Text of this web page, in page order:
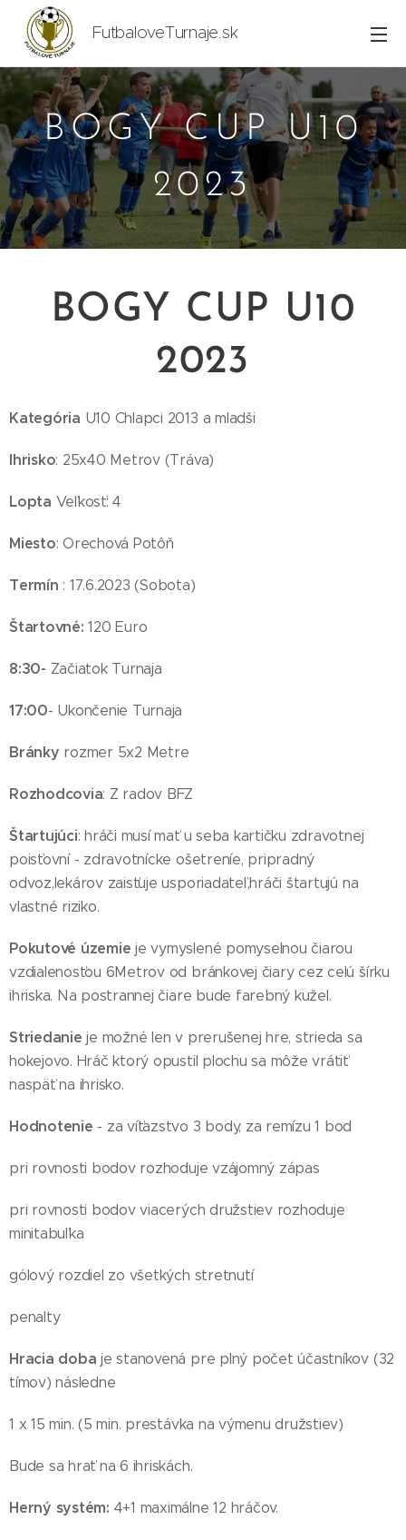
FutbaloveTurnaje.sk
BOGY CUP U10
2023
BOGY CUP U10
2023
Kategória U10 Chlapci 2013 a mladši
Ihrisko: 25x40 Metrov (Tráva)
Lopta Veľkosť: 4
Miesto: Orechová Potôň
Termín : 17.6.2023 (Sobota)
Štartovné:120 Euro
8:30- Začiatok Turnaja
17:00- Ukončenie Turnaja
Bránky rozmer 5x2 Metre
Rozhodcovia: Z radov BFZ
Štartujúci: hráči musí mať u seba kartičku zdravotnej
poisťovní - zdravotnícke ošetreníe, pripradný
odvoz,lekárov zaisťuje usporiadateľ,hráči štartujú na
vlastné riziko.
Pokutové územie je vymyslené pomyselnou čiarou
vzdialenosťou 6Metrov od bránkovej čiary cez celú šírku
ihriska. Na postrannej čiare bude farebný kužel.
Striedanieje možné len v prerušenej hre, strieda sa
hokejovo. Hráč ktorý opustil plochu sa môže vrátiť
naspäť na ihrisko.
Hodnotenie - za víťazstvo 3 body, za remízu 1 bod
pri rovnosti bodov rozhoduje vzájomný zápas
pri rovnosti bodov viacerých družstiev rozhoduje
minitabuľka
gólový rozdiel zo všetkých stretnutí
penalty
Hracia doba je stanovená pre plný počet účastníkov (32
tímov) následne
1 x 15 min. (5 min. prestávka na výmenu družstiev)
Bude sa hrať na 6 ihriskách.
Herný systém: 4+1 maximálne 12 hráčov.